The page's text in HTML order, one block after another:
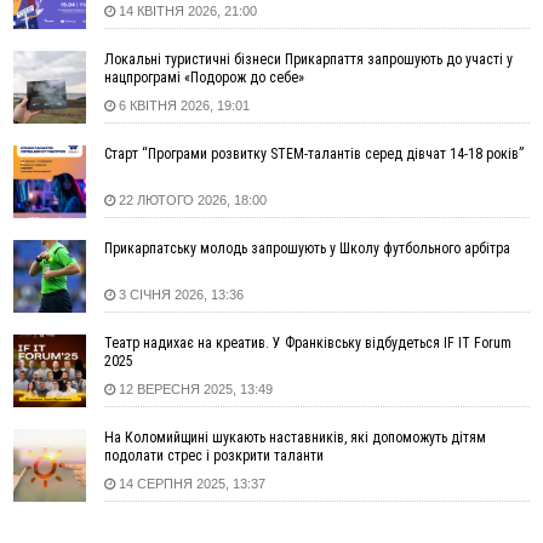
14:59
У Болгарії затримали прикарпатця, який виготовляв
наркотики для міжнародного синдикату
14:47
Стефанішина отримала нову підозру. Їй обирають
запобіжний захід
майже 64 тисячі гривень
13:13
У четвер на Прикарпатті очікується сильна спека до 39°
13:00
На Снятинщині спіймали чоловіка, який зливав з цистерни
у полі невідому речовину
12:29
У МОЗ змінили підхід до госпіталізації та оновили правила
роботи стаціонарів
12:07
На межі Прикарпаття і Тернопільщини невідомі засипали
русло Золотої Липи та облаштували переправу
11:44
У Франківську та Яремче зафіксували нові температурні
рекорди
11:17
Росія вдарила по Харкову "Бандероллю": є постраждалі,
пошкоджено цивільне підприємство
10:54
Верховний суд повернув державі 1,5 га лісу із трьома
14 КВІТНЯ 2026, 21:00
Локальні туристичні бізнеси Прикарпаття запрошують до участі у
нацпрограмі «Подорож до себе»
6 КВІТНЯ 2026, 19:01
Старт “Програми розвитку STEM-талантів серед дівчат 14-18 років”
22 ЛЮТОГО 2026, 18:00
Прикарпатську молодь запрошують у Школу футбольного арбітра
3 СІЧНЯ 2026, 13:36
Театр надихає на креатив. У Франківську відбудеться IF IT Forum
2025
12 ВЕРЕСНЯ 2025, 13:49
На Коломийщині шукають наставників, які допоможуть дітям
подолати стрес і розкрити таланти
14 СЕРПНЯ 2025, 13:37